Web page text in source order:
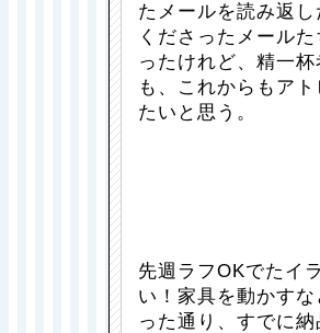
たメールを読み返
くださったメール
ったけれど、精一
も、これからもア
たいと思う。
先週ラフOKでたイ
い！家具を動かす
った通り、すでに